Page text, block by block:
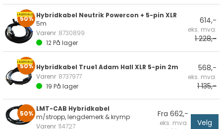
50% Hybridkabel Neutrik Powercon + 5-pin XLR
5m
Varenr 8730899
12På lager
614,-
eks. mva.
1 228,-
50% Hybridkabel True1 Adam Hall XLR 5-pin 2m
Varenr 8737977
19 På lager
568,-
eks. mva.
1 135,-
50%
LMT-CAB Hybridkabel
m/stropp, lengdemerk & krymp
Varenr 114727
Fra 662,-
eks. mva. Velg